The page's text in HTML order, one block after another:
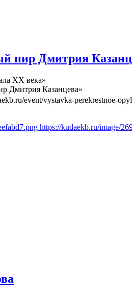
пир Дмитрия
ХХ века»
Дмитрия Казанцева»
event/vystavka-perekrestnoe-
https://kudaekb.ru/image/